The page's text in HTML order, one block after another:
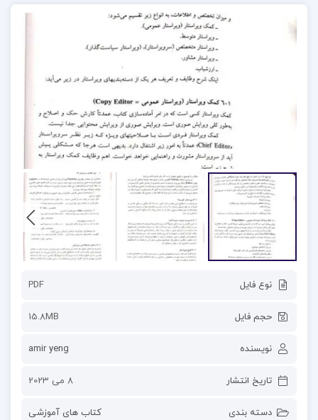
نوع فایل PDF
حجم فایل 15.8MB
نویسنده amir yeng
تاریخ انتشار 8 می 2023
دسته بندی کتاب های آموزشی